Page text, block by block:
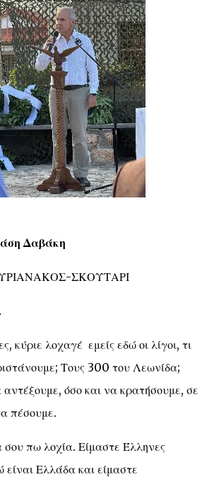
Δαβάκη
ΣΚΟΥΤΑΡΙ
λοχαγέ εμείς εδώ οι λίγοι, τι
Τους 300 του Λεωνίδα;
αντέξουμε, όσο και να κρατήσουμε, σε
πέσουμε.
πω λοχία. Είμαστε Έλληνες
είναι Ελλάδα και είμαστε